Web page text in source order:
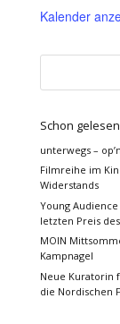
Kalender
Schon
unterwegs –
Filmreihe im
Widerstands
Young
letzten Preis
MOIN
Kampnagel
Neue Kuratorin
die Nordischen